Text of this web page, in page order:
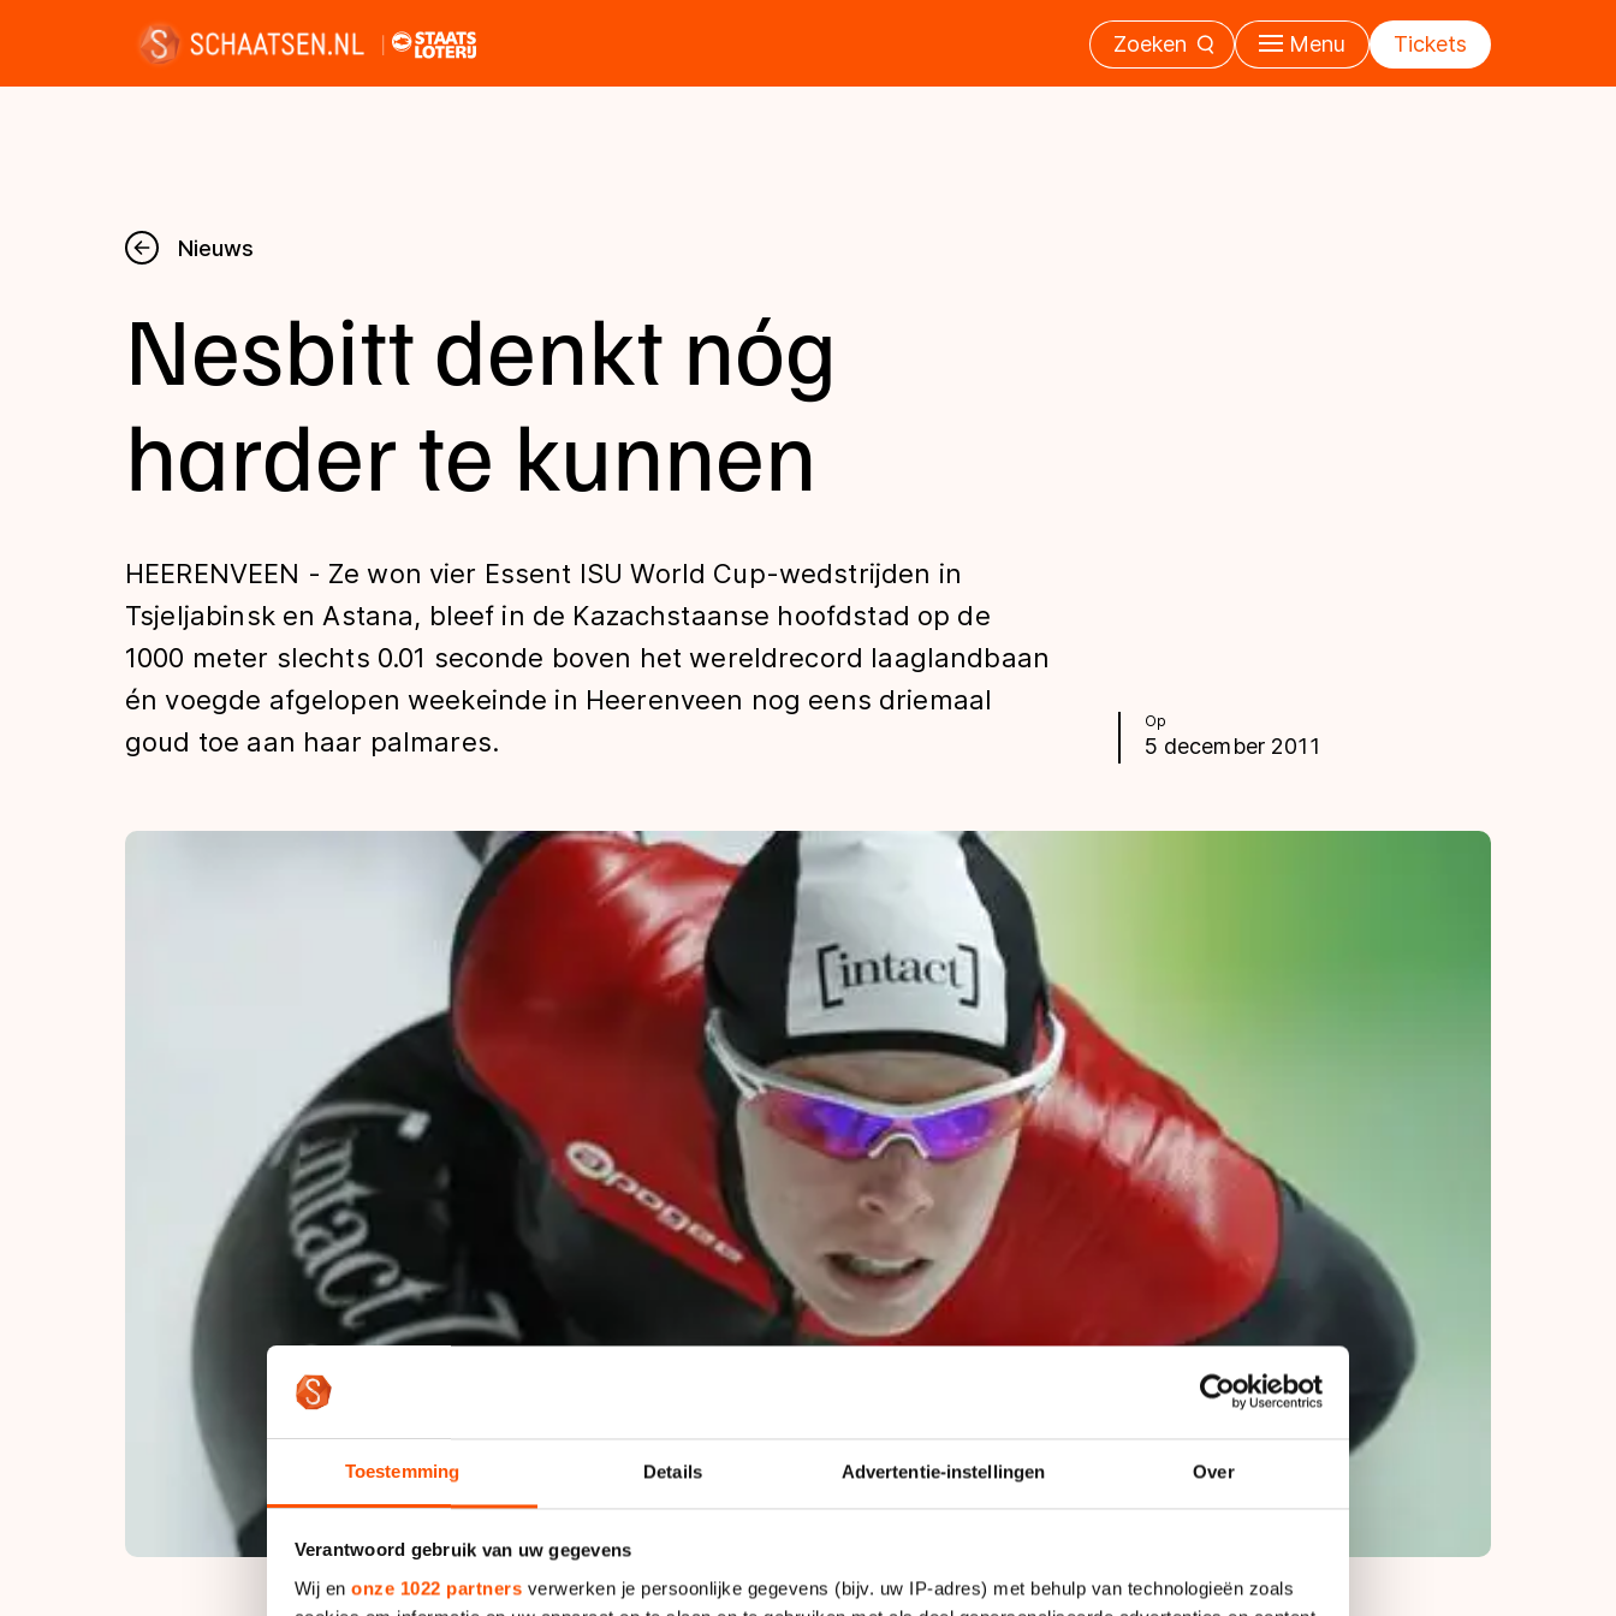
Toestemming Details Advertentie-instellingen Over
Verantwoord gebruik van uw gegevens
Wij en onze 1022 partners verwerken je persoonlijke gegevens (bijv. uw IP-adres) met behulp van technologieën zoals
Zoeken Menu Tickets
Nieuws
Kalender
Disciplines
Uitslagen
Tijden & historie
De weg op
Schaatsfans
Olympische Spelen
Nieuws
Op
5 december 2011
Nesbitt denkt nóg
harder te kunnen
HEERENVEEN - Ze won vier Essent ISU World Cup-wedstrijden in
Tsjeljabinsk en Astana, bleef in de Kazachstaanse hoofdstad op de
1000 meter slechts 0.01 seconde boven het wereldrecord laaglandbaan
én voegde afgelopen weekeinde in Heerenveen nog eens driemaal
goud toe aan haar palmares.